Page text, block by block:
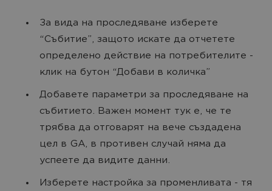
За вида на проследяване изберете
“Събитие”, защото искате да отчетете
определено действие на потребителите -
клик на бутон “Добави в количка”
Добавете параметри за проследяване на
събитието. Важен момент тук е, че те
трябва да отговарят на вече създадена
цел в GA, в противен случай няма да
успеете да видите данни.
Изберете настройка за променливата - тя